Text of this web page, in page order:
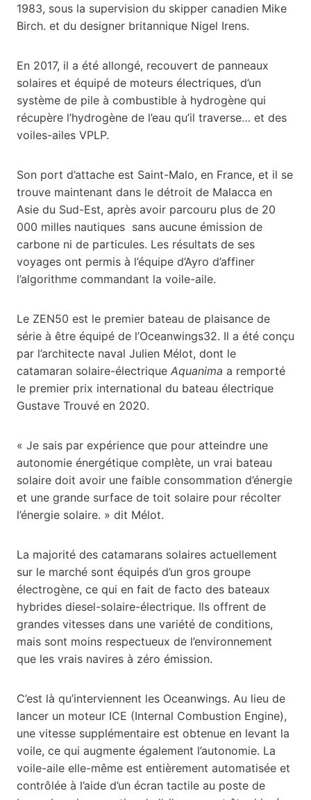
1983, sous la supervision du skipper canadien Mike
Birch. et du designer britannique Nigel Irens.
En 2017, il a été allongé, recouvert de panneaux
solaires et équipé de moteurs électriques, d’un
système de pile à combustible à hydrogène qui
récupère l’hydrogène de l’eau qu’il traverse… et des
voiles-ailes VPLP.
Son port d’attache est Saint-Malo, en France, et il se
trouve maintenant dans le détroit de Malacca en
Asie du Sud-Est, après avoir parcouru plus de 20
000 milles nautiques sans aucune émission de
carbone ni de particules. Les résultats de ses
voyages ont permis à l’équipe d’Ayro d’affiner
l’algorithme commandant la voile-aile.
Le ZEN50 est le premier bateau de plaisance de
série à être équipé de l’Oceanwings32. Il a été conçu
par l’architecte naval Julien Mélot, dont le
catamaran solaire-électrique Aquanima a remporté
le premier prix international du bateau électrique
Gustave Trouvé en 2020.
« Je sais par expérience que pour atteindre une
autonomie énergétique complète, un vrai bateau
solaire doit avoir une faible consommation d’énergie
et une grande surface de toit solaire pour récolter
l’énergie solaire. » dit Mélot.
La majorité des catamarans solaires actuellement
sur le marché sont équipés d’un gros groupe
électrogène, ce qui en fait de facto des bateaux
hybrides diesel-solaire-électrique. Ils offrent de
grandes vitesses dans une variété de conditions,
mais sont moins respectueux de l’environnement
que les vrais navires à zéro émission.
C’est là qu’interviennent les Oceanwings. Au lieu de
lancer un moteur ICE (Internal Combustion Engine),
une vitesse supplémentaire est obtenue en levant la
voile, ce qui augmente également l’autonomie. La
voile-aile elle-même est entièrement automatisée et
contrôlée à l’aide d’un écran tactile au poste de